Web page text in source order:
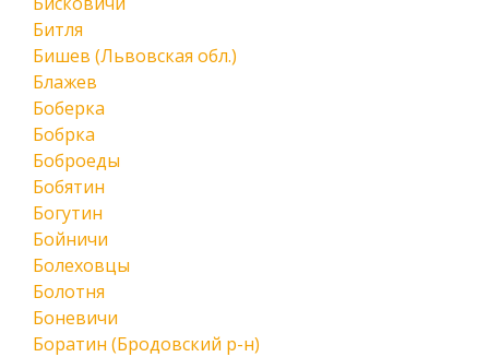
Битля
Бишев (Львовская обл.)
Блажев
Боберка
Бобрка
Боброеды
Бобятин
Богутин
Бойничи
Болеховцы
Болотня
Боневичи
Боратин (Бродовский р-н)